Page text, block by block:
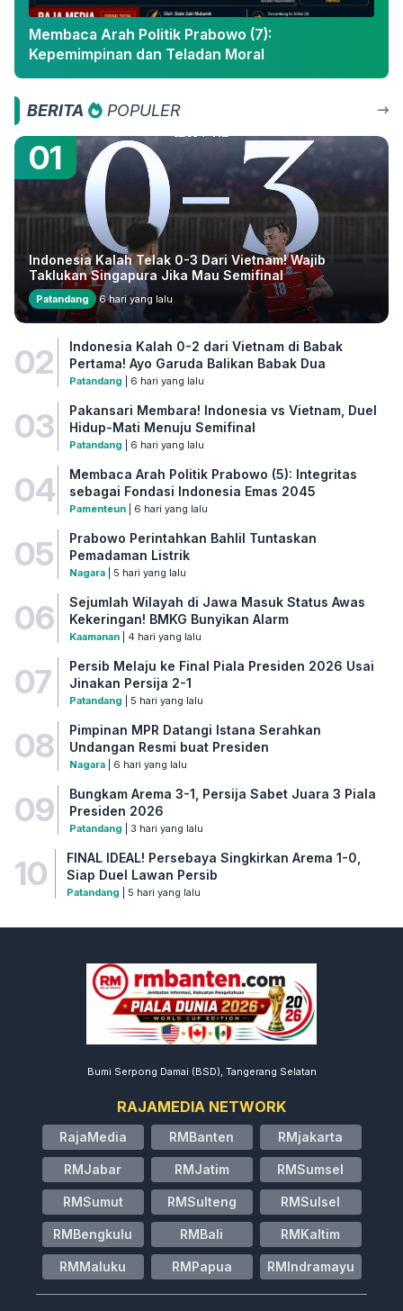
Membaca Arah Politik Prabowo (7):
Kepemimpinan dan Teladan Moral
BERITA POPULER
01
Indonesia Kalah Telak 0-3 Dari Vietnam! Wajib
Taklukan Singapura Jika Mau Semifinal
Patandang 6 hari yang lalu
02
Indonesia Kalah 0-2 dari Vietnam di Babak
Pertama! Ayo Garuda Balikan Babak Dua
Patandang | 6 hari yang lalu
03
Pakansari Membara! Indonesia vs Vietnam, Duel
Hidup-Mati Menuju Semifinal
Patandang | 6 hari yang lalu
04
Membaca Arah Politik Prabowo (5): Integritas
sebagai Fondasi Indonesia Emas 2045
Pamenteun| 6 hari yang lalu
05
Prabowo Perintahkan Bahlil Tuntaskan
Pemadaman Listrik
Nagara| 5 hari yang lalu
06
Sejumlah Wilayah di Jawa Masuk Status Awas
Kekeringan! BMKG Bunyikan Alarm
Kaamanan| 4 hari yang lalu
07
Persib Melaju ke Final Piala Presiden 2026 Usai
Jinakan Persija 2-1
Patandang | 5 hari yang lalu
08
Pimpinan MPR Datangi Istana Serahkan
Undangan Resmi buat Presiden
Nagara| 6 hari yang lalu
09
Bungkam Arema 3-1, Persija Sabet Juara 3 Piala
Presiden 2026
Patandang | 3 hari yang lalu
10
FINAL IDEAL! Persebaya Singkirkan Arema 1-0,
Siap Duel Lawan Persib
Patandang | 5 hari yang lalu
Bumi Serpong Damai (BSD), Tangerang Selatan
RAJAMEDIA NETWORK
RajaMedia RMBanten RMjakarta
RMJabar RMJatim RMSumsel
RMSumut RMSulteng RMSulsel
RMBengkulu RMBali RMKaltim
RMMaluku RMPapua RMIndramayu